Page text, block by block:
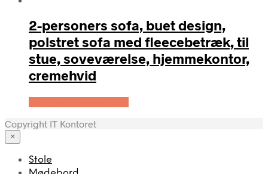
2-personers sofa, buet design,
polstret sofa med fleecebetræk, til
stue, soveværelse, hjemmekontor,
cremehvid
Copyright IT Kontoret
×
Stole